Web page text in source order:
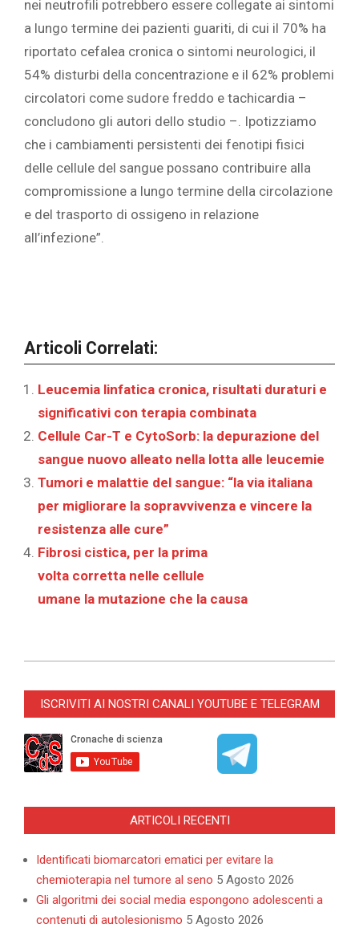
nei neutrofili potrebbero essere collegate ai sintomi
a lungo termine dei pazienti guariti, di cui il 70% ha
riportato cefalea cronica o sintomi neurologici, il
54% disturbi della concentrazione e il 62% problemi
circolatori come sudore freddo e tachicardia –
concludono gli autori dello studio –. Ipotizziamo
che i cambiamenti persistenti dei fenotipi fisici
delle cellule del sangue possano contribuire alla
compromissione a lungo termine della circolazione
e del trasporto di ossigeno in relazione
all’infezione”.
Articoli Correlati:
Leucemia linfatica cronica, risultati duraturi e
significativi con terapia combinata
Cellule Car-T e CytoSorb: la depurazione del
sangue nuovo alleato nella lotta alle leucemie
Tumori e malattie del sangue: “la via italiana
per migliorare la sopravvivenza e vincere la
resistenza alle cure”
Fibrosi cistica, per la prima
volta corretta nelle cellule
umane la mutazione che la causa
07-
ISCRIVITI AI NOSTRI CANALI YOUTUBE E TELEGRAM
ARTICOLI RECENTI
Identificati biomarcatori ematici per evitare la
chemioterapia nel tumore al seno 5 Agosto 2026
Gli algoritmi dei social media espongono adolescenti a
contenuti di autolesionismo 5 Agosto 2026